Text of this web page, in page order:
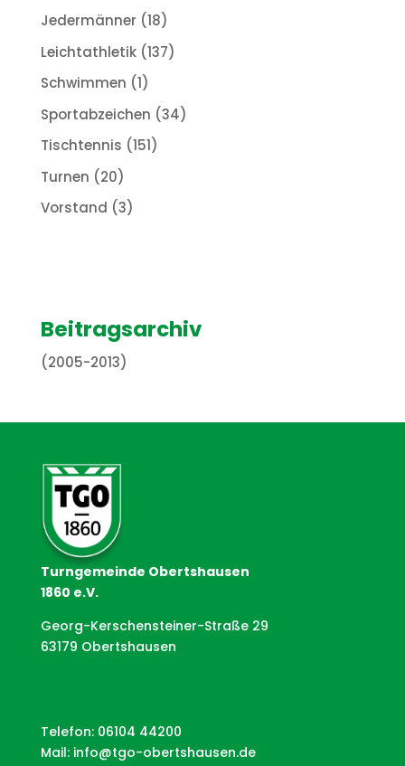
Jedermänner (18)
Leichtathletik(137)
Schwimmen (1)
Sportabzeichen (34)
Tischtennis (151)
Turnen (20)
Vorstand (3)
Beitragsarchiv
(2005-2013)
Turngemeinde Obertshausen
1860 e.V.
Georg-Kerschensteiner-Straße 29
63179 Obertshausen
Telefon: 06104 44200
Mail: info@tgo-obertshausen.de